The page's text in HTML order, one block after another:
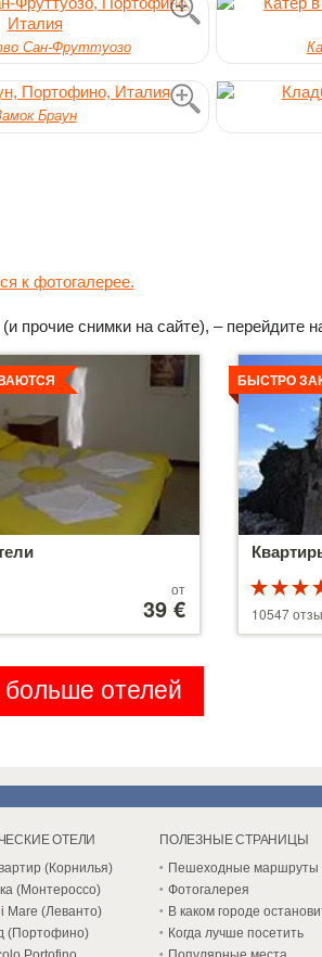
Сан-Фруттуозо
Браун
к фотогалерее.
прочие снимки на сайте), – перейдите
от
39 €
БЫСТРО
10547
Детальнее
больше отелей
ОТЕЛИ
(Корнилья)
(Монтероссо)
Mare (Леванто)
(Портофино)
ПОЛЕЗНЫЕ СТРАНИЦЫ
Пешеходные маршруты
Фотогалерея
В каком городе
Когда лучше посетить